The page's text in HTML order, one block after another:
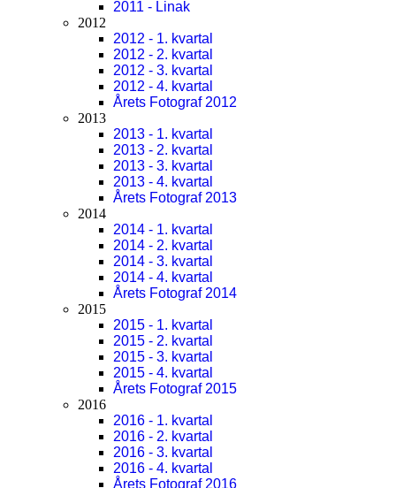
2011 - Linak
2012
2012 - 1. kvartal
2012 - 2. kvartal
2012 - 3. kvartal
2012 - 4. kvartal
Årets Fotograf 2012
2013
2013 - 1. kvartal
2013 - 2. kvartal
2013 - 3. kvartal
2013 - 4. kvartal
Årets Fotograf 2013
2014
2014 - 1. kvartal
2014 - 2. kvartal
2014 - 3. kvartal
2014 - 4. kvartal
Årets Fotograf 2014
2015
2015 - 1. kvartal
2015 - 2. kvartal
2015 - 3. kvartal
2015 - 4. kvartal
Årets Fotograf 2015
2016
2016 - 1. kvartal
2016 - 2. kvartal
2016 - 3. kvartal
2016 - 4. kvartal
Årets Fotograf 2016